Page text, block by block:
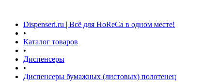
Dispenseri.ru | Всё для HoReCa в одном месте!
•
Каталог товаров
•
Диспенсеры
•
Диспенсеры бумажных (листовых) полотенец